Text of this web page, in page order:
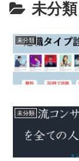
未分類
未分類
未分類